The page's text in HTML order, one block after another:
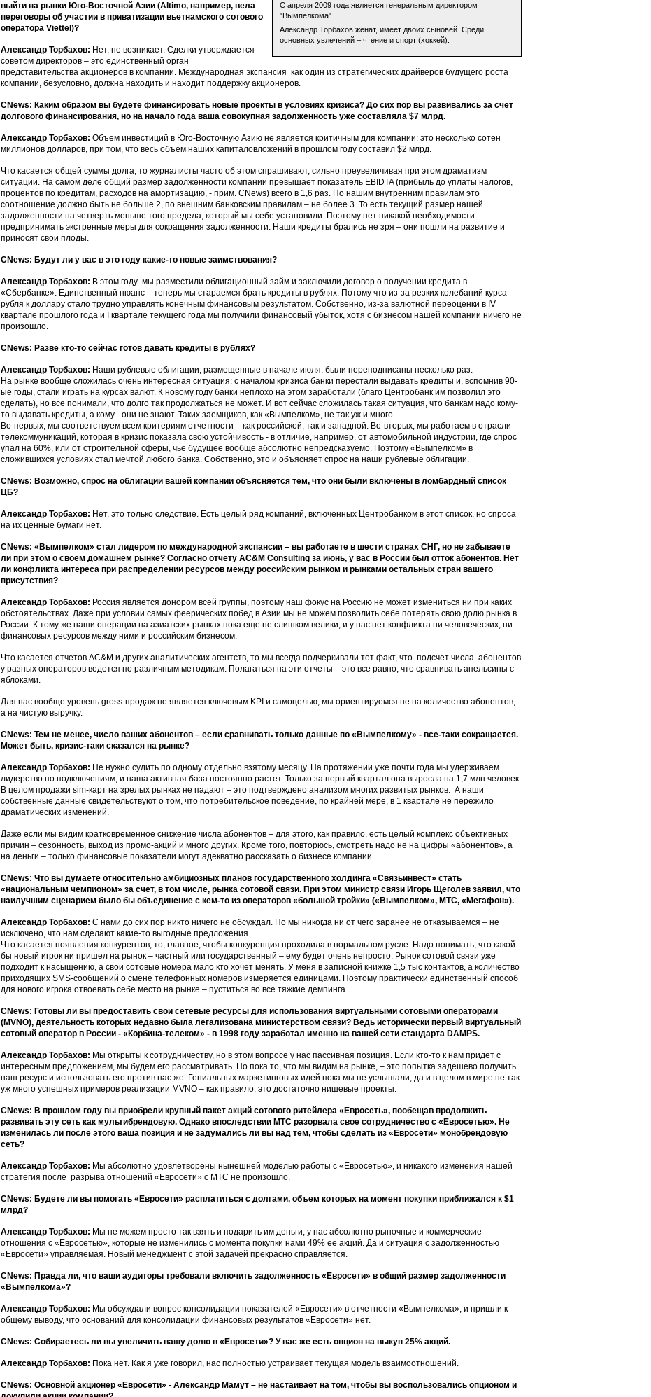
С апреля 2009 года является генеральным директором
"Вымпелкома".
Александр Торбахов женат, имеет двоих сыновей. Среди
основных увлечений – чтение и спорт (хоккей).
выйти на рынки Юго-Восточной Азии (Altimo, например, вела
переговоры об участии в приватизации вьетнамского сотового
оператора Viettel)?
Александр Торбахов: Нет, не возникает. Сделки утверждается
советом директоров – это единственный орган
представительства акционеров в компании. Международная экспансия как один из стратегических драйверов будущего роста
компании, безусловно, должна находить и находит поддержку акционеров.
CNews: Каким образом вы будете финансировать новые проекты в условиях кризиса? До сих пор вы развивались за счет
долгового финансирования, но на начало года ваша совокупная задолженность уже составляла $7 млрд.
Александр Торбахов: Объем инвестиций в Юго-Восточную Азию не является критичным для компании: это несколько сотен
миллионов долларов, при том, что весь объем наших капиталовложений в прошлом году составил $2 млрд.
Что касается общей суммы долга, то журналисты часто об этом спрашивают, сильно преувеличивая при этом драматизм
ситуации. На самом деле общий размер задолженности компании превышает показатель EBIDTA (прибыль до уплаты налогов,
процентов по кредитам, расходов на амортизацию, - прим. CNews) всего в 1,6 раз. По нашим внутренним правилам это
соотношение должно быть не больше 2, по внешним банковским правилам – не более 3. То есть текущий размер нашей
задолженности на четверть меньше того предела, который мы себе установили. Поэтому нет никакой необходимости
предпринимать экстренные меры для сокращения задолженности. Наши кредиты брались не зря – они пошли на развитие и
приносят свои плоды.
CNews: Будут ли у вас в это году какие-то новые заимствования?
Александр Торбахов: В этом году мы разместили облигационный займ и заключили договор о получении кредита в
«Сбербанке». Единственный нюанс – теперь мы стараемся брать кредиты в рублях. Потому что из-за резких колебаний курса
рубля к доллару стало трудно управлять конечным финансовым результатом. Собственно, из-за валютной переоценки в IV
квартале прошлого года и I квартале текущего года мы получили финансовый убыток, хотя с бизнесом нашей компании ничего не
произошло.
CNews: Разве кто-то сейчас готов давать кредиты в рублях?
Александр Торбахов: Наши рублевые облигации, размещенные в начале июля, были переподписаны несколько раз.
На рынке вообще сложилась очень интересная ситуация: с началом кризиса банки перестали выдавать кредиты и, вспомнив 90-
ые годы, стали играть на курсах валют. К новому году банки неплохо на этом заработали (благо Центробанк им позволил это
сделать), но все понимали, что долго так продолжаться не может. И вот сейчас сложилась такая ситуация, что банкам надо кому-
то выдавать кредиты, а кому - они не знают. Таких заемщиков, как «Вымпелком», не так уж и много.
Во-первых, мы соответствуем всем критериям отчетности – как российской, так и западной. Во-вторых, мы работаем в отрасли
телекоммуникаций, которая в кризис показала свою устойчивость - в отличие, например, от автомобильной индустрии, где спрос
упал на 60%, или от строительной сферы, чье будущее вообще абсолютно непредсказуемо. Поэтому «Вымпелком» в
сложившихся условиях стал мечтой любого банка. Собственно, это и объясняет спрос на наши рублевые облигации.
CNews: Возможно, спрос на облигации вашей компании объясняется тем, что они были включены в ломбардный список
ЦБ?
Александр Торбахов: Нет, это только следствие. Есть целый ряд компаний, включенных Центробанком в этот список, но спроса
на их ценные бумаги нет.
CNews: «Вымпелком» стал лидером по международной экспансии – вы работаете в шести странах СНГ, но не забываете
ли при этом о своем домашнем рынке? Согласно отчету AC&M Consulting за июнь, у вас в России был отток абонентов. Нет
ли конфликта интереса при распределении ресурсов между российским рынком и рынками остальных стран вашего
присутствия?
Александр Торбахов: Россия является донором всей группы, поэтому наш фокус на Россию не может измениться ни при каких
обстоятельствах. Даже при условии самых феерических побед в Азии мы не можем позволить себе потерять свою долю рынка в
России. К тому же наши операции на азиатских рынках пока еще не слишком велики, и у нас нет конфликта ни человеческих, ни
финансовых ресурсов между ними и российским бизнесом.
Что касается отчетов AC&M и других аналитических агентств, то мы всегда подчеркивали тот факт, что подсчет числа абонентов
у разных операторов ведется по различным методикам. Полагаться на эти отчеты - это все равно, что сравнивать апельсины с
яблоками.
Для нас вообще уровень gross-продаж не является ключевым KPI и самоцелью, мы ориентируемся не на количество абонентов,
а на чистую выручку.
CNews: Тем не менее, число ваших абонентов – если сравнивать только данные по «Вымпелкому» - все-таки сокращается.
Может быть, кризис-таки сказался на рынке?
Александр Торбахов: Не нужно судить по одному отдельно взятому месяцу. На протяжении уже почти года мы удерживаем
лидерство по подключениям, и наша активная база постоянно растет. Только за первый квартал она выросла на 1,7 млн человек.
В целом продажи sim-карт на зрелых рынках не падают – это подтверждено анализом многих развитых рынков. А наши
собственные данные свидетельствуют о том, что потребительское поведение, по крайней мере, в 1 квартале не пережило
драматических изменений.
Даже если мы видим кратковременное снижение числа абонентов – для этого, как правило, есть целый комплекс объективных
причин – сезонность, выход из промо-акций и много других. Кроме того, повторюсь, смотреть надо не на цифры «абонентов», а
на деньги – только финансовые показатели могут адекватно рассказать о бизнесе компании.
CNews: Что вы думаете относительно амбициозных планов государственного холдинга «Связьинвест» стать
«национальным чемпионом» за счет, в том числе, рынка сотовой связи. При этом министр связи Игорь Щеголев заявил, что
наилучшим сценарием было бы объединение с кем-то из операторов «большой тройки» («Вымпелком», МТС, «Мегафон»).
Александр Торбахов: С нами до сих пор никто ничего не обсуждал. Но мы никогда ни от чего заранее не отказываемся – не
исключено, что нам сделают какие-то выгодные предложения.
Что касается появления конкурентов, то, главное, чтобы конкуренция проходила в нормальном русле. Надо понимать, что какой
бы новый игрок ни пришел на рынок – частный или государственный – ему будет очень непросто. Рынок сотовой связи уже
подходит к насыщению, а свои сотовые номера мало кто хочет менять. У меня в записной книжке 1,5 тыс контактов, а количество
приходящих SMS-сообщений о смене телефонных номеров измеряется единицами. Поэтому практически единственный способ
для нового игрока отвоевать себе место на рынке – пуститься во все тяжкие демпинга.
CNews: Готовы ли вы предоставить свои сетевые ресурсы для использования виртуальными сотовыми операторами
(MVNO), деятельность которых недавно была легализована министерством связи? Ведь исторически первый виртуальный
сотовый оператор в России - «Корбина-телеком» - в 1998 году заработал именно на вашей сети стандарта DAMPS.
Александр Торбахов: Мы открыты к сотрудничеству, но в этом вопросе у нас пассивная позиция. Если кто-то к нам придет с
интересным предложением, мы будем его рассматривать. Но пока то, что мы видим на рынке, – это попытка задешево получить
наш ресурс и использовать его против нас же. Гениальных маркетинговых идей пока мы не услышали, да и в целом в мире не так
уж много успешных примеров реализации MVNO – как правило, это достаточно нишевые проекты.
CNews: В прошлом году вы приобрели крупный пакет акций сотового ритейлера «Евросеть», пообещав продолжить
развивать эту сеть как мультибрендовую. Однако впоследствии МТС разорвала свое сотрудничество с «Евросетью». Не
изменилась ли после этого ваша позиция и не задумались ли вы над тем, чтобы сделать из «Евросети» монобрендовую
сеть?
Александр Торбахов: Мы абсолютно удовлетворены нынешней моделью работы с «Евросетью», и никакого изменения нашей
стратегия после разрыва отношений «Евросети» с МТС не произошло.
CNews: Будете ли вы помогать «Евросети» расплатиться с долгами, объем которых на момент покупки приближался к $1
млрд?
Александр Торбахов: Мы не можем просто так взять и подарить им деньги, у нас абсолютно рыночные и коммерческие
отношения с «Евросетью», которые не изменились с момента покупки нами 49% ее акций. Да и ситуация с задолженностью
«Евросети» управляемая. Новый менеджмент с этой задачей прекрасно справляется.
CNews: Правда ли, что ваши аудиторы требовали включить задолженность «Евросети» в общий размер задолженности
«Вымпелкома»?
Александр Торбахов: Мы обсуждали вопрос консолидации показателей «Евросети» в отчетности «Вымпелкома», и пришли к
общему выводу, что оснований для консолидации финансовых результатов «Евросети» нет.
CNews: Собираетесь ли вы увеличить вашу долю в «Евросети»? У вас же есть опцион на выкуп 25% акций.
Александр Торбахов: Пока нет. Как я уже говорил, нас полностью устраивает текущая модель взаимоотношений.
CNews: Основной акционер «Евросети» - Александр Мамут – не настаивает на том, чтобы вы воспользовались опционом и